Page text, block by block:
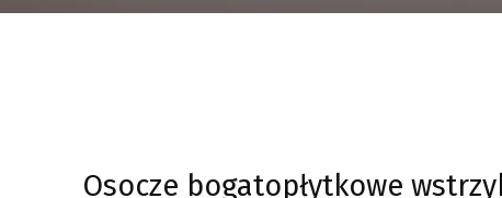
Osocze bogatopłytkowe